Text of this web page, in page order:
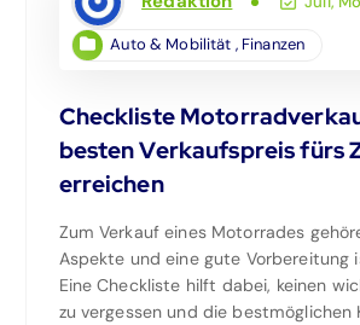
Auto & Mobilität , Finanzen
Checkliste
besten Verkaufspreis fürs
erreichen
Zum Verkauf eines Motorrades
Aspekte und eine gute Vorbereitung
Eine Checkliste hilft dabei, keinen
zu vergessen und die bestmöglichen